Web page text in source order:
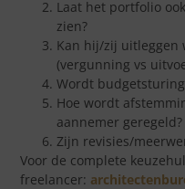
Laat het portfolio
zien?
Kan hij/zij uitleggen
(vergunning vs
Wordt
Hoe wordt
aannemer geregeld?
Zijn revisies/
Voor de complete
freelancer: